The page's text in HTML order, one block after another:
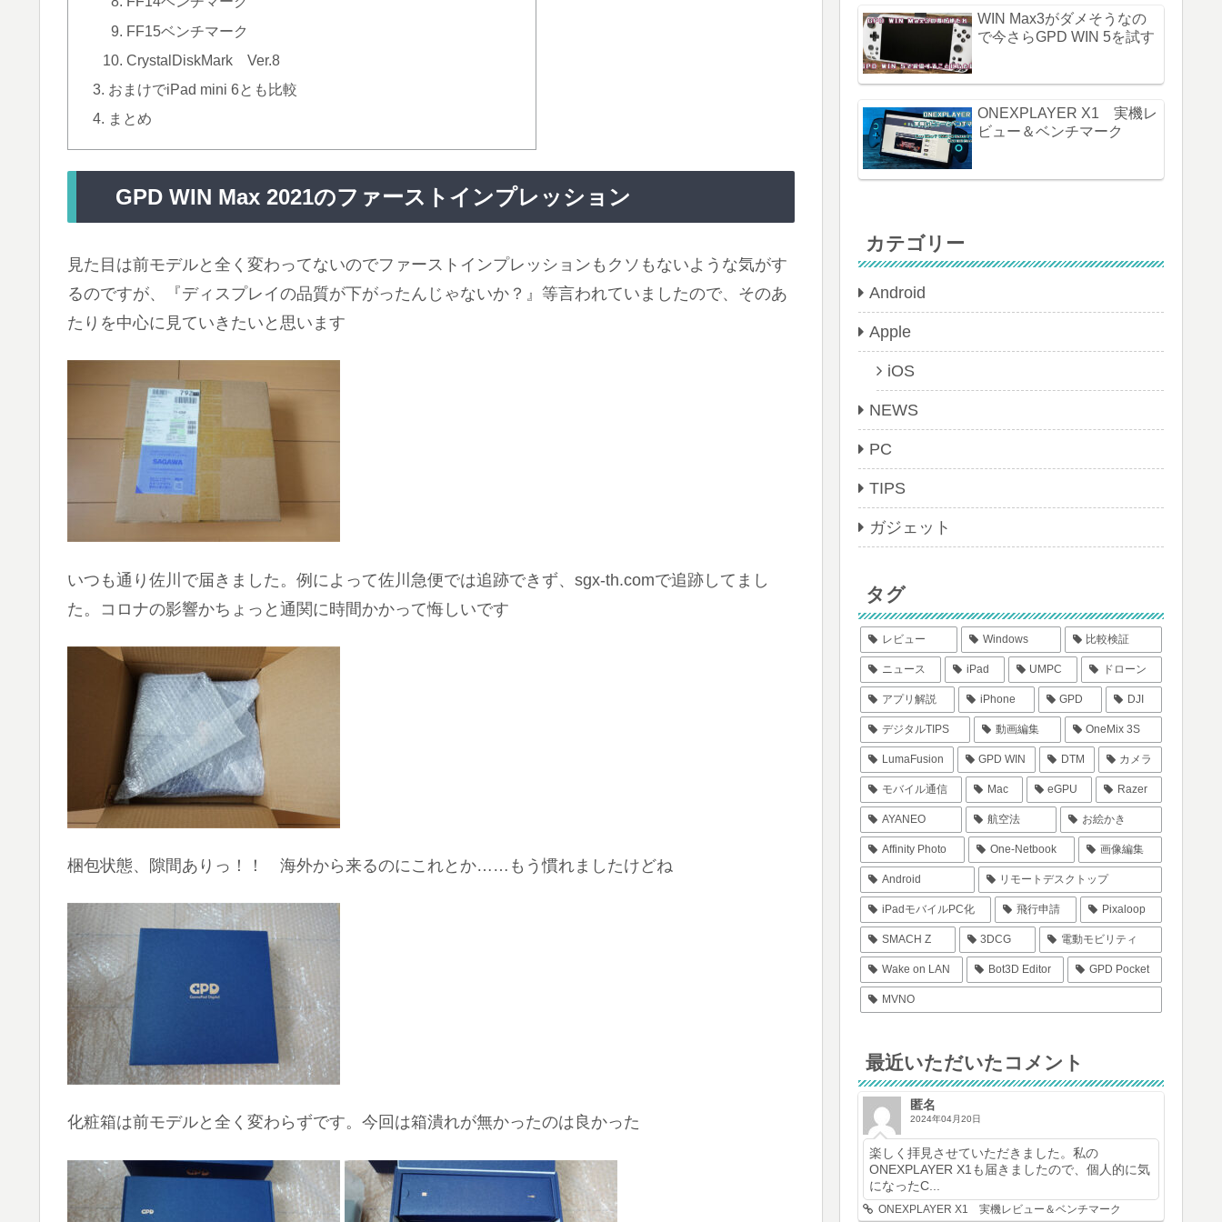
FF15ベンチマーク
CrystalDiskMark Ver.8
おまけでiPad mini 6とも比較
まとめ
GPD WIN Max 2021のファーストインプレッション
見た目は前モデルと全く変わってないのでファーストインプレッションもクソもないような気がす
るのですが、『ディスプレイの品質が下がったんじゃないか？』等言われていましたので、そのあ
たりを中心に見ていきたいと思います
いつも通り佐川で届きました。例によって佐川急便では追跡できず、sgx-th.comで追跡してまし
た。コロナの影響かちょっと通関に時間かかって悔しいです
梱包状態、隙間ありっ！！ 海外から来るのにこれとか……もう慣れましたけどね
化粧箱は前モデルと全く変わらずです。今回は箱潰れが無かったのは良かった
WIN Max3がダメそうなの
で今さらGPD WIN 5を試す
ONEXPLAYER X1 実機レ
ビュー＆ベンチマーク
カテゴリー
Android
Apple
iOS
NEWS
PC
TIPS
ガジェット
タグ
レビュー Windows 比較検証
ニュース iPad UMPC ドローン
アプリ解説 iPhone GPD DJI
デジタルTIPS 動画編集 OneMix 3S
LumaFusion GPD WIN DTM カメラ
モバイル通信 Mac eGPU Razer
AYANEO 航空法 お絵かき
Affinity Photo One-Netbook 画像編集
Android リモートデスクトップ
iPadモバイルPC化 飛行申請 Pixaloop
SMACH Z 3DCG 電動モビリティ
Wake on LAN Bot3D Editor GPD Pocket
MVNO
最近いただいたコメント
匿名
2024年04月20日
楽しく拝見させていただきました。私の
ONEXPLAYER X1も届きましたので、個人的に気
になったC...
ONEXPLAYER X1 実機レビュー＆ベンチマーク